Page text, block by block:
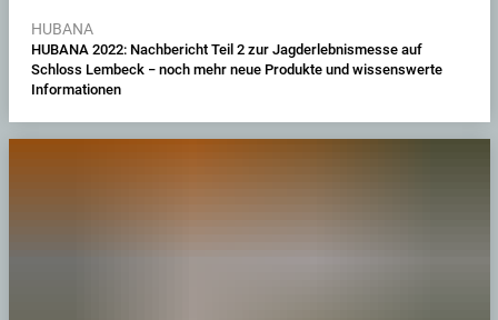
HUBANA
HUBANA 2022: Nachbericht Teil 2 zur Jagderlebnismesse auf
Schloss Lembeck − noch mehr neue Produkte und wissenswerte
Informationen